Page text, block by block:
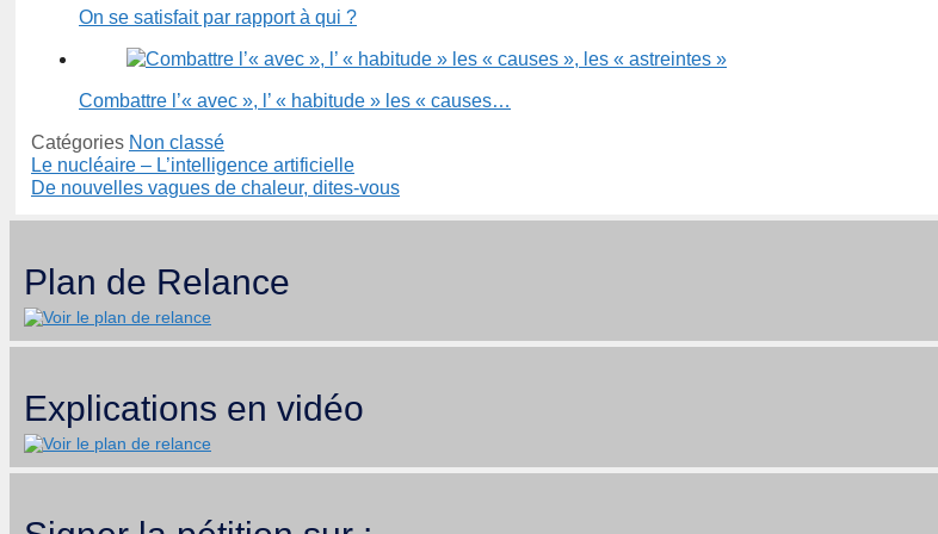
On se satisfait par rapport à qui ?
Combattre l’« avec », l’ « habitude » les « causes…
Catégories Non classé
Le nucléaire – L’intelligence artificielle
De nouvelles vagues de chaleur, dites-vous
Plan de Relance
Explications en vidéo